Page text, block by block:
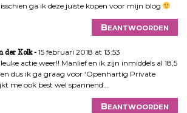
ga ik deze juiste kopen voor mijn blog
Beantwoorden
der Kolk
15 februari 2018 at 13:53
actie weer!! Manlief en ik zijn inmiddels al 18,5
dus ik ga graag voor ‘Openhartig Private
me ook best wel spannend….
Beantwoorden